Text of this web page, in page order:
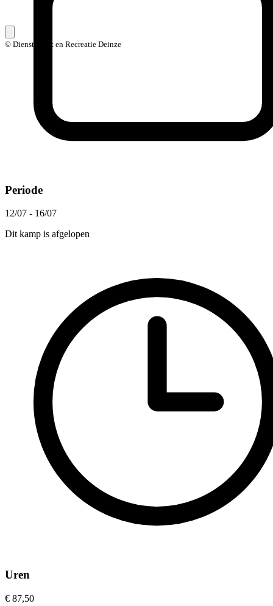
© Dienst Sport en Recreatie Deinze
Periode
12/07 - 16/07
Dit kamp is afgelopen
Uren
€ 87,50